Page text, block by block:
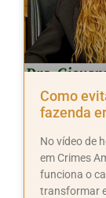
Como
fazenda
No vídeo de
em Crimes
funciona o
transformar